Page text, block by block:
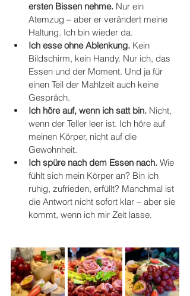
ersten Bissen nehme. Nur ein
Atemzug – aber er verändert meine
Haltung. Ich bin wieder da.
Ich esse ohne Ablenkung. Kein
Bildschirm, kein Handy. Nur ich, das
Essen und der Moment. Und ja für
einen Teil der Mahlzeit auch keine
Gespräch.
Ich höre auf, wenn ich satt bin. Nicht,
wenn der Teller leer ist. Ich höre auf
meinen Körper, nicht auf die
Gewohnheit.
Ich spüre nach dem Essen nach. Wie
fühlt sich mein Körper an? Bin ich
ruhig, zufrieden, erfüllt? Manchmal ist
die Antwort nicht sofort klar – aber sie
kommt, wenn ich mir Zeit lasse.